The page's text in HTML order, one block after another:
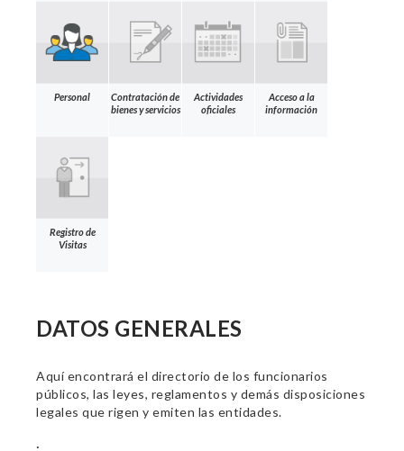
Personal
Contratación de
bienes y servicios
Actividades
oficiales
Acceso a la
información
Registro de
Visitas
DATOS GENERALES
Aquí encontrará el directorio de los funcionarios
públicos, las leyes, reglamentos y demás disposiciones
legales que rigen y emiten las entidades.
: